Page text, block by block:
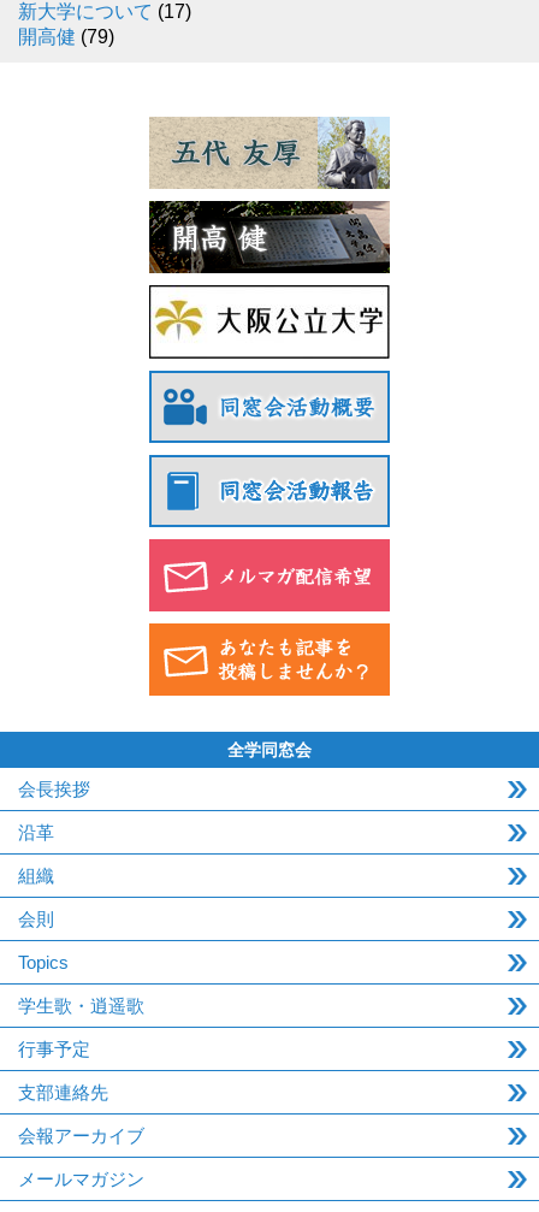
新大学について (17)
開高健 (79)
全学同窓会
会長挨拶
沿革
組織
会則
Topics
学生歌・逍遥歌
行事予定
支部連絡先
会報アーカイブ
メールマガジン